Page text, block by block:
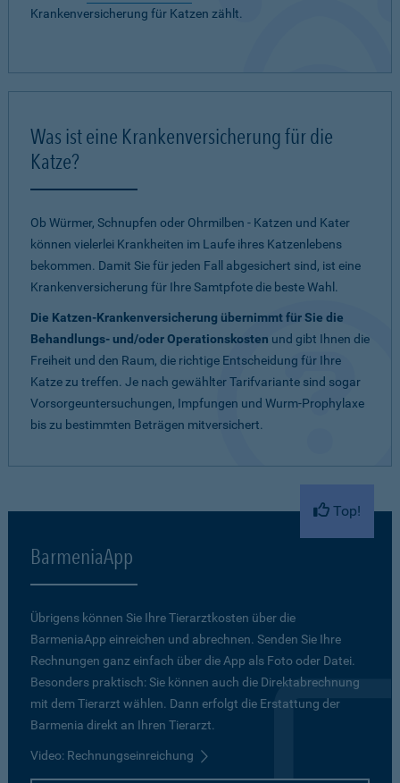
Krankenversicherung für Katzen zählt.
Was ist eine Krankenversicherung für die
Katze?
Ob Würmer, Schnupfen oder Ohrmilben - Katzen und Kater
können vielerlei Krankheiten im Laufe ihres Katzenlebens
bekommen. Damit Sie für jeden Fall abgesichert sind, ist eine
Krankenversicherung für Ihre Samtpfote die beste Wahl.
Die Katzen-Krankenversicherung übernimmt für Sie die
Behandlungs- und/oder Operationskosten und gibt Ihnen die
Freiheit und den Raum, die richtige Entscheidung für Ihre
Katze zu treffen. Je nach gewählter Tarifvariante sind sogar
Vorsorgeuntersuchungen, Impfungen und Wurm-Prophylaxe
bis zu bestimmten Beträgen mitversichert.
Top!
BarmeniaApp
Übrigens können Sie Ihre Tierarztkosten über die
BarmeniaApp einreichen und abrechnen. Senden Sie Ihre
Rechnungen ganz einfach über die App als Foto oder Datei.
Besonders praktisch: Sie können auch die Direktabrechnung
mit dem Tierarzt wählen. Dann erfolgt die Erstattung der
Barmenia direkt an Ihren Tierarzt.
Video: Rechnungseinreichung